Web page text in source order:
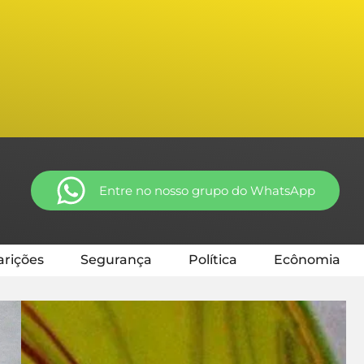
Entre no nosso grupo do WhatsApp
Segurança Política Ecônomia